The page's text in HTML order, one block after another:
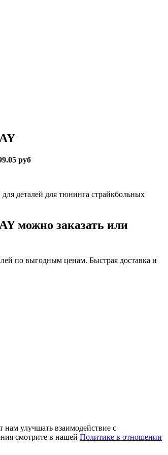
руб
деталей для тюнинга страйкбольных
можно заказать или
по выгодным ценам. Быстрая доставка и
улучшать взаимодействие с
смотрите в нашей Политике в отношении